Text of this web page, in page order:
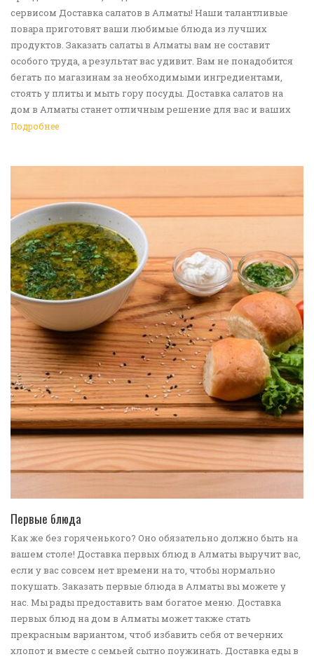
сервисом Доставка салатов в Алматы! Наши талантливые
повара приготовят ваши любимые блюда из лучших
продуктов. Заказать салаты в Алматы вам не составит
особого труда, а результат вас удивит. Вам не понадобится
бегать по магазинам за необходимыми ингредиентами,
стоять у плиты и мыть гору посуды. Доставка салатов на
дом в Алматы станет отличным решение для вас и ваших
родных, друзей. Ведь мы сами берем все хлопоты в свои
Подробнее
Первые блюда
Как же без горяченького? Оно обязательно должно быть на
вашем столе! Доставка первых блюд в Алматы выручит вас,
если у вас совсем нет времени на то, чтобы нормально
покушать. Заказать первые блюда в Алматы вы можете у
нас. Мы рады предоставить вам богатое меню. Доставка
первых блюд на дом в Алматы может также стать
прекрасным вариантом, чтоб избавить себя от вечерних
хлопот и вместе с семьей сытно поужинать. Доставка еды в